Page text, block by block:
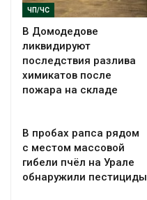
ЧП/ЧС
В Домодедове
ликвидируют
последствия разлива
химикатов после
пожара на складе
В пробах рапса рядом
с местом массовой
гибели пчёл на Урале
обнаружили пестициды